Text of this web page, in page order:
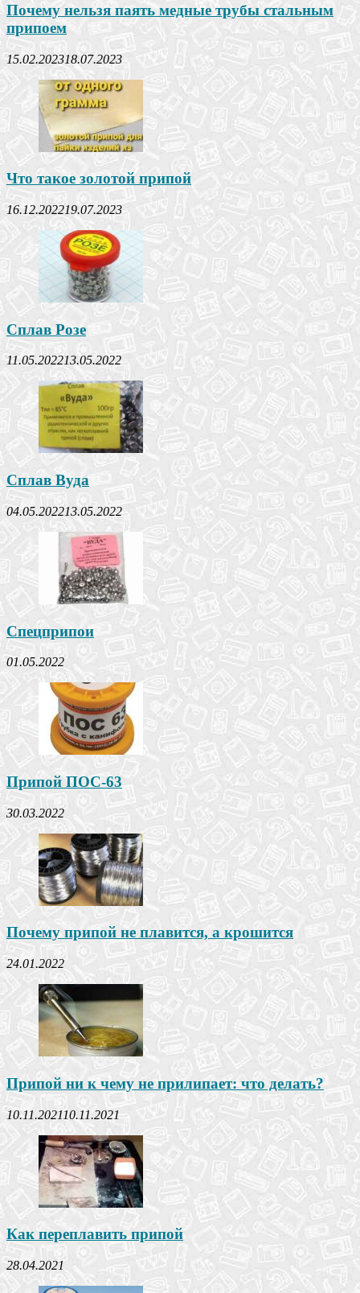
Почему нельзя паять медные трубы стальным
припоем
15.02.202318.07.2023
Что такое золотой припой
16.12.202219.07.2023
Сплав Розе
11.05.202213.05.2022
Сплав Вуда
04.05.202213.05.2022
Спецприпои
01.05.2022
Припой ПОС-63
30.03.2022
Почему припой не плавится, а крошится
24.01.2022
Припой ни к чему не прилипает: что делать?
10.11.202110.11.2021
Как переплавить припой
28.04.2021